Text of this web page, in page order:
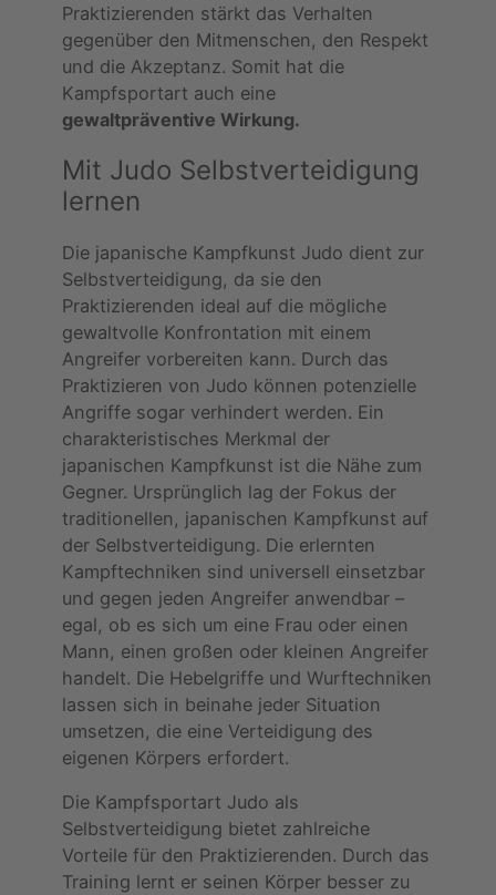
Praktizierenden stärkt das Verhalten
gegenüber den Mitmenschen, den Respekt
und die Akzeptanz. Somit hat die
Kampfsportart auch eine
gewaltpräventive Wirkung.
Mit Judo Selbstverteidigung
lernen
Die japanische Kampfkunst Judo dient zur
Selbstverteidigung, da sie den
Praktizierenden ideal auf die mögliche
gewaltvolle Konfrontation mit einem
Angreifer vorbereiten kann. Durch das
Praktizieren von Judo können potenzielle
Angriffe sogar verhindert werden. Ein
charakteristisches Merkmal der
japanischen Kampfkunst ist die Nähe zum
Gegner. Ursprünglich lag der Fokus der
traditionellen, japanischen Kampfkunst auf
der Selbstverteidigung. Die erlernten
Kampftechniken sind universell einsetzbar
und gegen jeden Angreifer anwendbar –
egal, ob es sich um eine Frau oder einen
Mann, einen großen oder kleinen Angreifer
handelt. Die Hebelgriffe und Wurftechniken
lassen sich in beinahe jeder Situation
umsetzen, die eine Verteidigung des
eigenen Körpers erfordert.
Die Kampfsportart Judo als
Selbstverteidigung bietet zahlreiche
Vorteile für den Praktizierenden. Durch das
Training lernt er seinen Körper besser zu